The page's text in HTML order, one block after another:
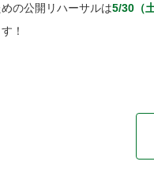
の公開リハーサルは5/30（土
！